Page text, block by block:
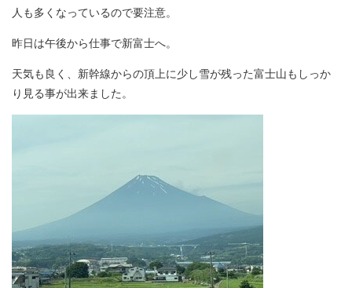
人も多くなっているので要注意。
昨日は午後から仕事で新富士へ。
天気も良く、新幹線からの頂上に少し雪が残った富士山もしっか
り見る事が出来ました。